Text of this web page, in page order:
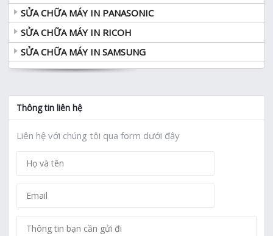
SỬA CHỮA MÁY IN PANASONIC
SỬA CHỮA MÁY IN RICOH
SỬA CHỮA MÁY IN SAMSUNG
Thông tin liên hệ
Liên hệ với chúng tôi qua form dưới đây